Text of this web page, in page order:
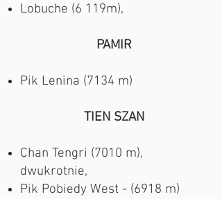
​Lobuche (6 119m),
PAMIR
Pik Lenina (7134 m)
TIEN SZAN
Chan Tengri (7010 m),
dwukrotnie,
Pik Pobiedy West - (6918 m)